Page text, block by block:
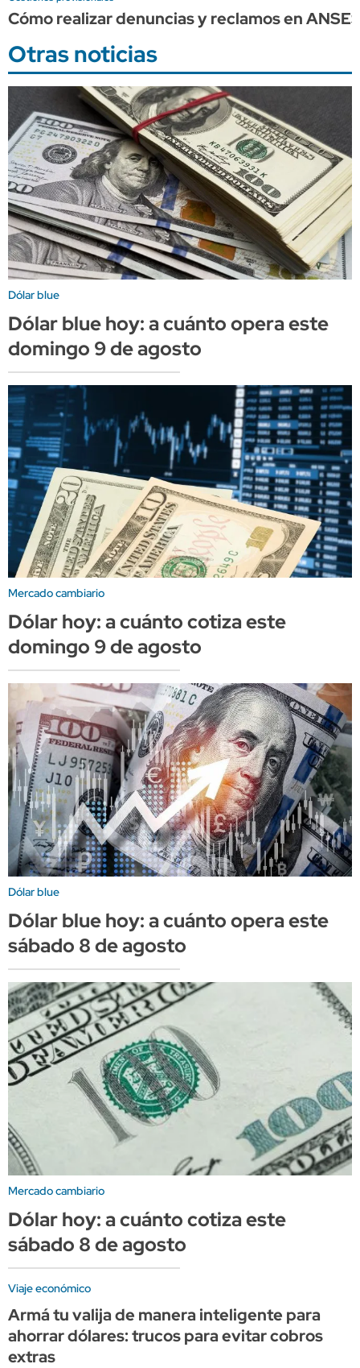
Cómo realizar denuncias y reclamos en
Otras noticias
Dólar blue
Dólar blue hoy: a cuánto opera este
domingo 9 de agosto
Mercado cambiario
Dólar hoy: a cuánto cotiza este
domingo 9 de agosto
Dólar blue
Dólar blue hoy: a cuánto opera este
sábado 8 de agosto
Mercado cambiario
Dólar hoy: a cuánto cotiza este
sábado 8 de agosto
Viaje económico
Armá tu valija de manera inteligente para
ahorrar dólares: trucos para evitar cobros
extras